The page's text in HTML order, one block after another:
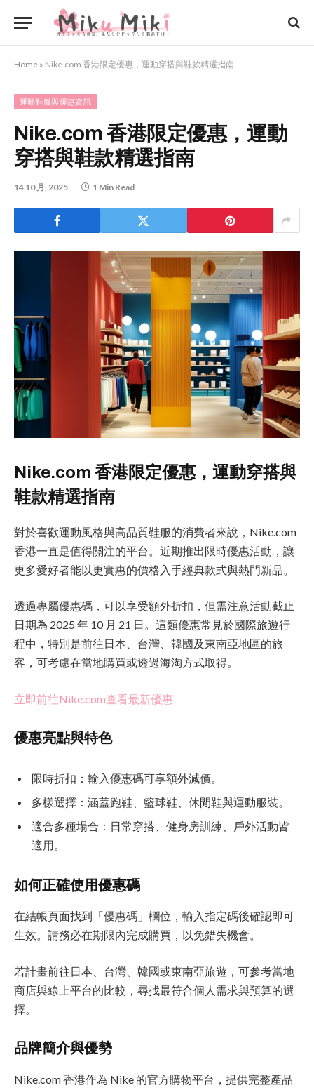
Home » Nike.com 香港限定優惠，運動穿搭與鞋款精選指南
運動鞋服與優惠資訊
Nike.com 香港限定優惠，運動
穿搭與鞋款精選指南
14 10 月, 2025 1 Min Read
Nike.com 香港限定優惠，運動穿搭與
鞋款精選指南
對於喜歡運動風格與高品質鞋服的消費者來說，Nike.com
香港一直是值得關注的平台。近期推出限時優惠活動，讓
更多愛好者能以更實惠的價格入手經典款式與熱門新品。
透過專屬優惠碼，可以享受額外折扣，但需注意活動截止
日期為 2025 年 10 月 21 日。這類優惠常見於國際旅遊行
程中，特別是前往日本、台灣、韓國及東南亞地區的旅
客，可考慮在當地購買或透過海淘方式取得。
立即前往Nike.com查看最新優惠
優惠亮點與特色
限時折扣：輸入優惠碼可享額外減價。
多樣選擇：涵蓋跑鞋、籃球鞋、休閒鞋與運動服裝。
適合多種場合：日常穿搭、健身房訓練、戶外活動皆
適用。
如何正確使用優惠碼
在結帳頁面找到「優惠碼」欄位，輸入指定碼後確認即可
生效。請務必在期限內完成購買，以免錯失機會。
若計畫前往日本、台灣、韓國或東南亞旅遊，可參考當地
商店與線上平台的比較，尋找最符合個人需求與預算的選
擇。
品牌簡介與優勢
Nike.com 香港作為 Nike 的官方購物平台，提供完整產品